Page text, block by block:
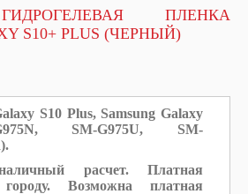
ПЛЕНКА
S10+ PLUS (ЧЕРНЫЙ)
S10 Plus, Samsung Galaxy
SM-G975U, SM-
расчет. Платная
Возможна платная